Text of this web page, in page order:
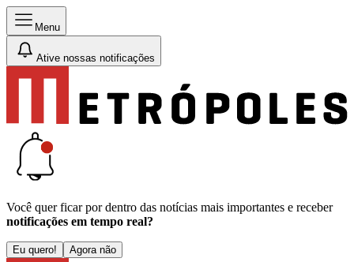
Menu
Ative nossas notificações
Você quer ficar por dentro das notícias mais importantes e receber
notificações em tempo real?
Eu quero! Agora não